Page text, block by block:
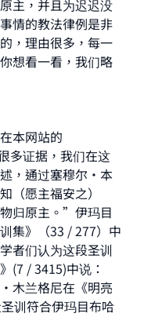
主，并且为迟迟没
情的教法律例是非
，理由很多，每一
想看一看，我们略
本网站的
多证据，我们在这
，通过塞穆尔·本
（愿主福安之）
归原主。”伊玛目
集》（33 / 277）中
者们认为这段圣训
(7 / 3415)中说：
木兰格尼在《明亮
训符合伊玛目布哈